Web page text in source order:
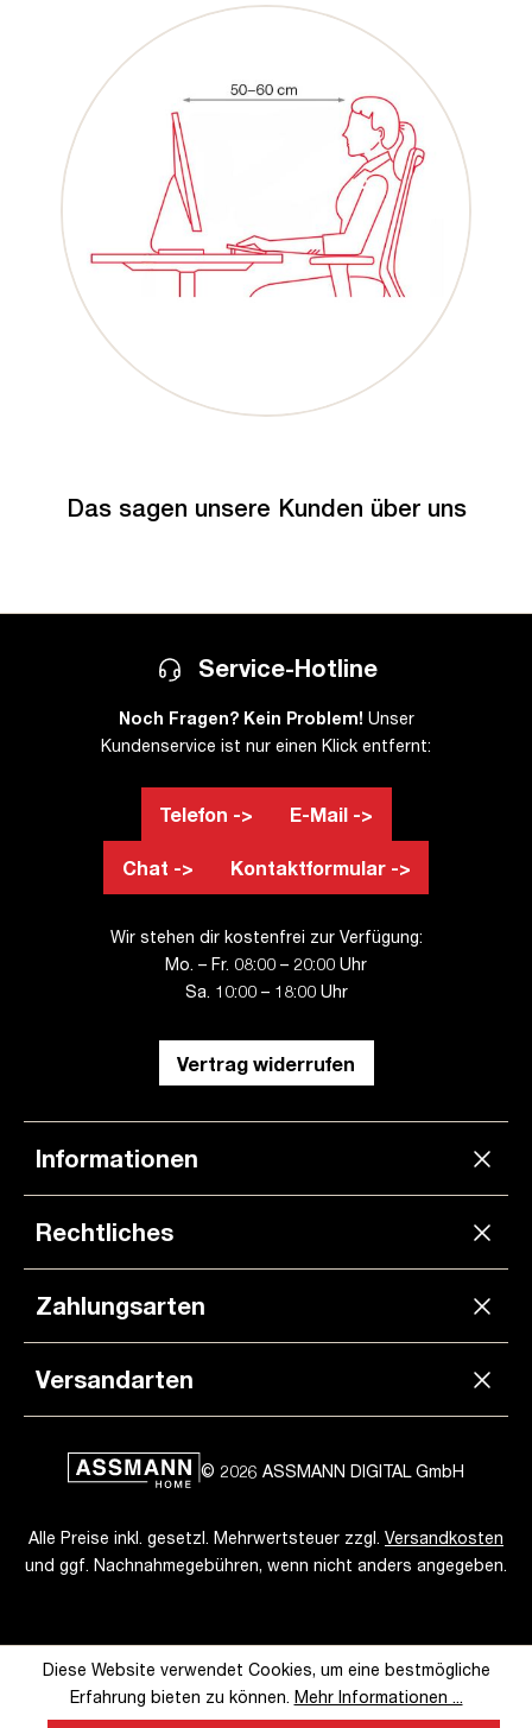
Das sagen unsere Kunden über uns
Service-Hotline
Noch Fragen? Kein Problem! Unser
Kundenservice ist nur einen Klick entfernt:
Telefon -> E-Mail ->
Chat -> Kontaktformular ->
Wir stehen dir kostenfrei zur Verfügung:
Mo. – Fr. 08:00 – 20:00 Uhr
Sa. 10:00 – 18:00 Uhr
Vertrag widerrufen
Informationen
Rechtliches
Zahlungsarten
Versandarten
© 2026 ASSMANN DIGITAL GmbH
Alle Preise inkl. gesetzl. Mehrwertsteuer zzgl. Versandkosten
und ggf. Nachnahmegebühren, wenn nicht anders angegeben.
Diese Website verwendet Cookies, um eine bestmögliche
Erfahrung bieten zu können. Mehr Informationen ...